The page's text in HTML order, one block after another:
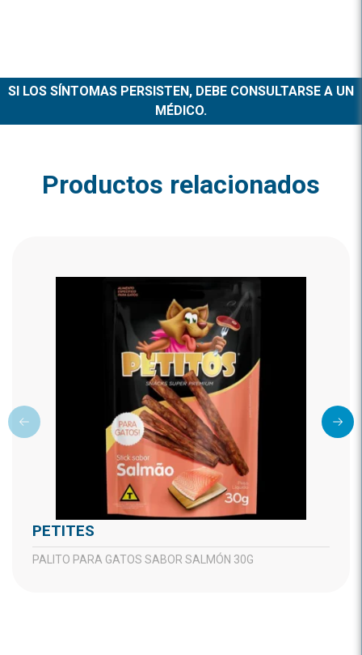
SI LOS SÍNTOMAS PERSISTEN, DEBE CONSULTARSE A UN
MÉDICO.
Productos relacionados
PETITES
PALITO PARA GATOS SABOR SALMÓN 30G